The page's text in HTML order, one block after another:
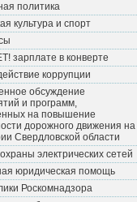
политика
культура и спорт
зарплате в конверте
коррупции
обсуждение
и программ,
на повышение
дорожного движения на
Свердловской области
электрических сетей
юридическая помощь
Роскомнадзора